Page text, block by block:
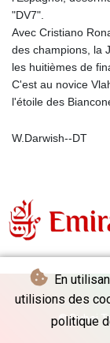
En
utilisions des
politique
"DV7".
Avec Cristiano
des champions, la
les huitièmes de
C'est au novice
l'étoile des
W.Darwish--DT
© Dubai